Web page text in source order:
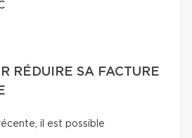
RÉDUIRE SA FACTURE
il est possible